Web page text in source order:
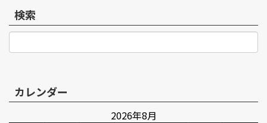
検索
検索
カレンダー
2026年8月